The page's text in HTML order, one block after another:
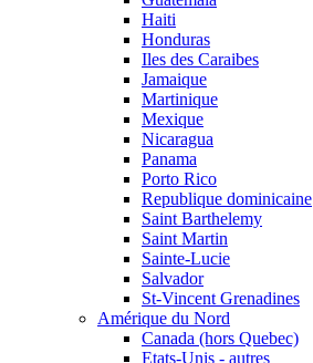
Haiti
Honduras
Iles des Caraibes
Jamaique
Martinique
Mexique
Nicaragua
Panama
Porto Rico
Republique dominicaine
Saint Barthelemy
Saint Martin
Sainte-Lucie
Salvador
St-Vincent Grenadines
Amérique du Nord
Canada (hors Quebec)
Etats-Unis - autres